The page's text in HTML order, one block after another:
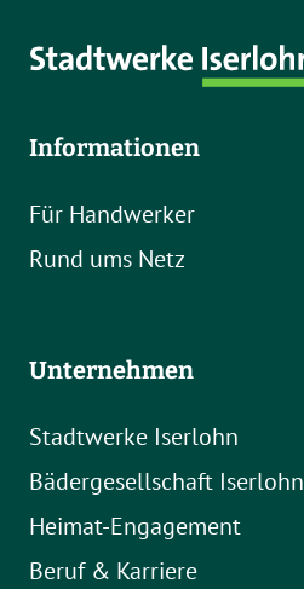
Informationen
Für Handwerker
Rund ums Netz
Unternehmen
Stadtwerke Iserlohn
Bädergesellschaft Iserlohn
Heimat-Engagement
Beruf & Karriere